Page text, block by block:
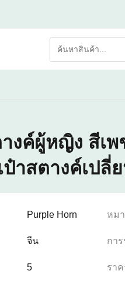
างค์ผู้หญิง สีเ
ป๋าสตางค์เปลี่
Purple Horn หม
จีน การ
5 ราค